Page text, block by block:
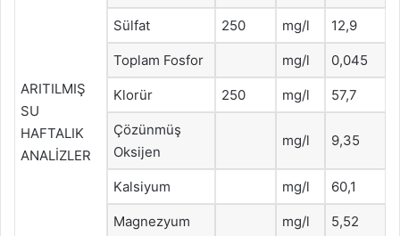
ARITILMIŞ
SU
HAFTALIK
ANALİZLER
Sülfat 250 mg/l 12,9
Toplam Fosfor mg/l 0,045
Klorür 250 mg/l 57,7
Çözünmüş
Oksijen
mg/l 9,35
Kalsiyum mg/l 60,1
Magnezyum mg/l 5,52